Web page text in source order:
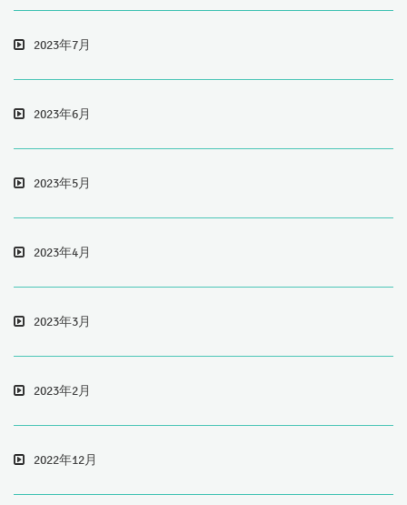
2023年7月
2023年6月
2023年5月
2023年4月
2023年3月
2023年2月
2022年12月